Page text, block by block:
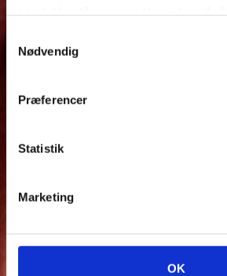
Nødvendig
Præferencer
Statistik
Marketing
OK